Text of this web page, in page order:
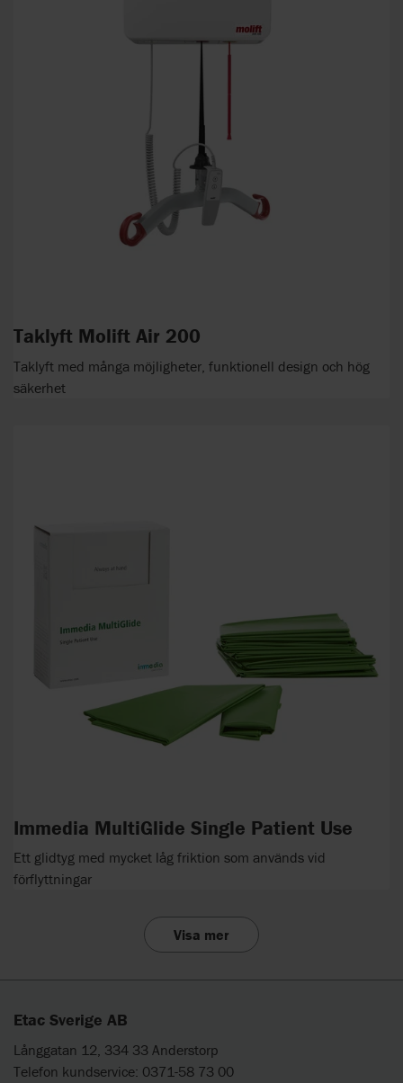
Taklyft Molift Air 200
Taklyft med många möjligheter, funktionell design och hög
säkerhet
Immedia MultiGlide Single Patient Use
Ett glidtyg med mycket låg friktion som används vid
förflyttningar
Visa mer
Etac Sverige AB
Långgatan 12, 334 33 Anderstorp
Telefon kundservice: 0371-58 73 00